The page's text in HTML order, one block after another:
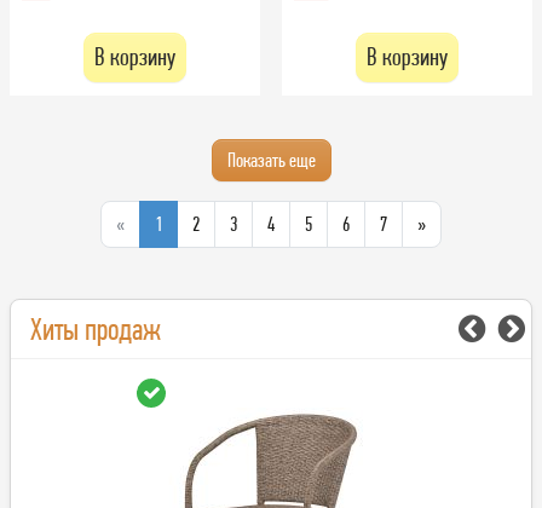
В корзину В корзину
Показать еще
« 1 2 3 4 5 6 7 »
Хиты продаж